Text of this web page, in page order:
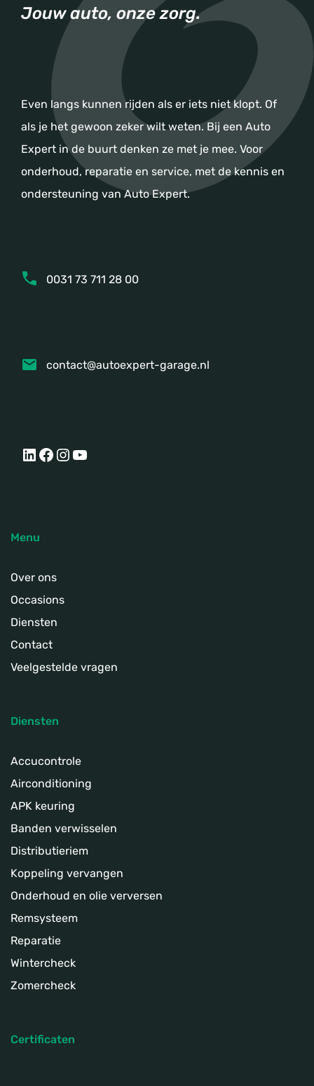
Jouw auto, onze zorg.
Even langs kunnen rijden als er iets niet klopt. Of
als je het gewoon zeker wilt weten. Bij een Auto
Expert in de buurt denken ze met je mee. Voor
onderhoud, reparatie en service, met de kennis en
ondersteuning van Auto Expert.
0031 73 711 28 00
contact@autoexpert-garage.nl
LinkedIn
Facebook
Instagram
YouTube
Menu
Over ons
Occasions
Diensten
Contact
Veelgestelde vragen
Diensten
Accucontrole
Airconditioning
APK keuring
Banden verwisselen
Distributieriem
Koppeling­ vervangen
Onderhoud en olie verversen
Remsysteem
Reparatie
Wintercheck
Zomercheck
Certificaten